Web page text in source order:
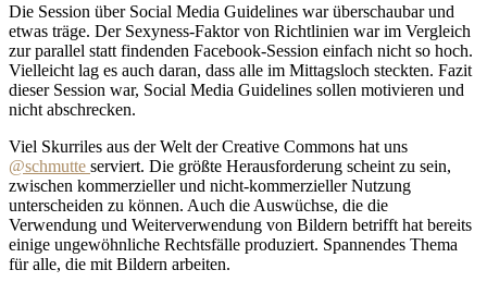
Die Session über Social Media Guidelines war überschaubar und
etwas träge. Der Sexyness-Faktor von Richtlinien war im Vergleich
zur parallel statt findenden Facebook-Session einfach nicht so hoch.
Vielleicht lag es auch daran, dass alle im Mittagsloch steckten. Fazit
dieser Session war, Social Media Guidelines sollen motivieren und
nicht abschrecken.
Viel Skurriles aus der Welt der Creative Commons hat uns
@schmutte serviert. Die größte Herausforderung scheint zu sein,
zwischen kommerzieller und nicht-kommerzieller Nutzung
unterscheiden zu können. Auch die Auswüchse, die die
Verwendung und Weiterverwendung von Bildern betrifft hat bereits
einige ungewöhnliche Rechtsfälle produziert. Spannendes Thema
für alle, die mit Bildern arbeiten.